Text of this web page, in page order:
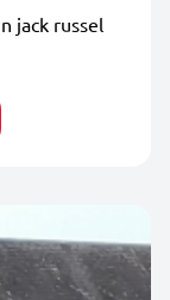
jack russel